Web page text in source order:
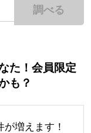
調べる
た！会員限定
も？
増えます！